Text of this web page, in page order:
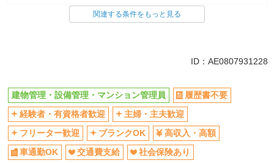
建物管理・設備管理・マンション管理員
関連する条件をもっと見る
ID：AE0807931228
建物管理・設備管理・マンション管理員
履歴書不要
経験者・有資格者歓迎
主婦・主夫歓迎
フリーター歓迎
ブランクOK
高収入・高額
車通勤OK
交通費支給
社会保険あり